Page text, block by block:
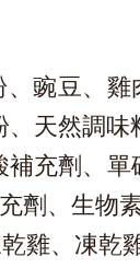
豌豆、
天然調
充劑、
劑、生物
雞、凍乾